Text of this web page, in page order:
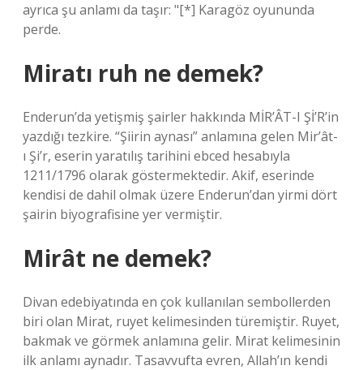
ayrıca şu anlamı da taşır: "[*] Karagöz oyununda
perde.
Miratı ruh ne demek?
Enderun’da yetişmiş şairler hakkında MİR’ÂT-I Şİ’R’in
yazdığı tezkire. “Şiirin aynası” anlamına gelen Mir’ât-
ı Şi’r, eserin yaratılış tarihini ebced hesabıyla
1211/1796 olarak göstermektedir. Akif, eserinde
kendisi de dahil olmak üzere Enderun’dan yirmi dört
şairin biyografisine yer vermiştir.
Mirât ne demek?
Divan edebiyatında en çok kullanılan sembollerden
biri olan Mirat, ruyet kelimesinden türemiştir. Ruyet,
bakmak ve görmek anlamına gelir. Mirat kelimesinin
ilk anlamı aynadır. Tasavvufta evren, Allah’ın kendi